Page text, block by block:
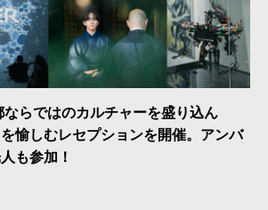
ならではのカルチャーを盛り込ん
愉しむレセプションを開催。アンバ
も参加！